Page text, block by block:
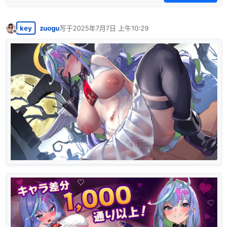
离线
key zuogu写于2025年7月7日 上午10:29
最后由 编辑